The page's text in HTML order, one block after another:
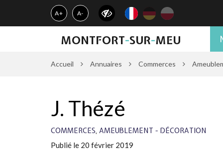
Gestion des traceurs
A+ A-
MONTFORT-SUR-MEU
Accueil Annuaires Commerces
J. Thézé
COMMERCES, AMEUBLEMENT - DÉCORATION
Publié le 20 février 2019